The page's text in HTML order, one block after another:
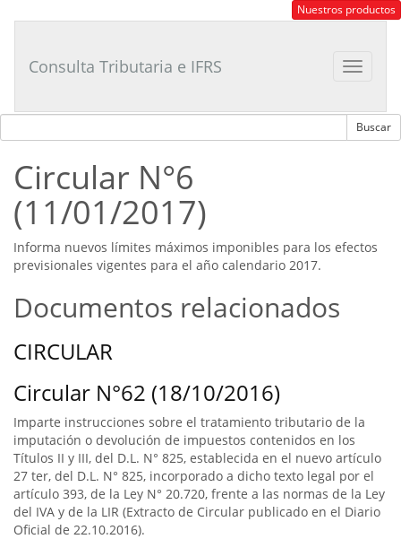
Tributario
Nuestros productos
Toggle
Consulta Tributaria e IFRS
Circular N°6
(11/01/2017)
Informa nuevos límites máximos imponibles para los efectos
previsionales vigentes para el año calendario 2017.
Documentos relacionados
CIRCULAR
Circular N°62 (18/10/2016)
Imparte instrucciones sobre el tratamiento tributario de la
imputación o devolución de impuestos contenidos en los
Títulos II y III, del D.L. N° 825, establecida en el nuevo artículo
27 ter, del D.L. N° 825, incorporado a dicho texto legal por el
artículo 393, de la Ley N° 20.720, frente a las normas de la Ley
del IVA y de la LIR (Extracto de Circular publicado en el Diario
Oficial de 22.10.2016).